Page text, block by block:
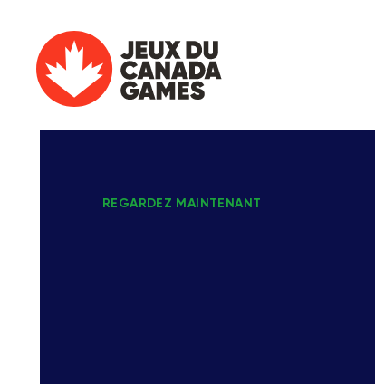
REGARDEZ MAINTENANT